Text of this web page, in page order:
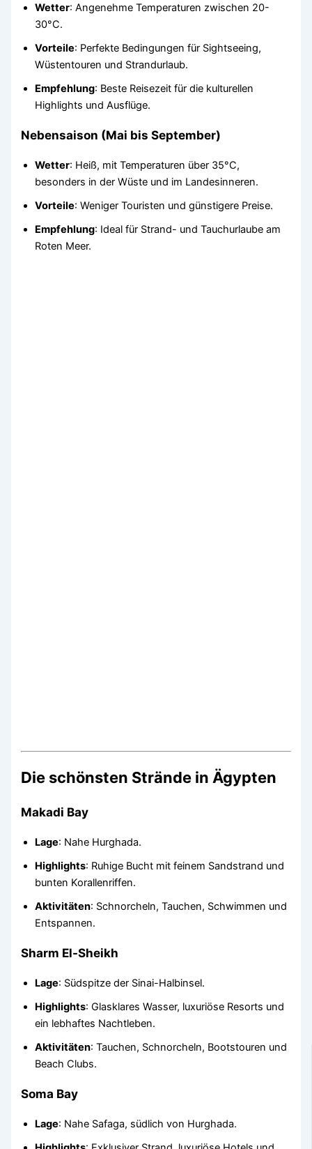
Wetter: Angenehme Temperaturen zwischen 20-
30°C.
Vorteile: Perfekte Bedingungen für Sightseeing,
Wüstentouren und Strandurlaub.
Empfehlung: Beste Reisezeit für die kulturellen
Highlights und Ausflüge.
Nebensaison (Mai bis September)
Wetter: Heiß, mit Temperaturen über 35°C,
besonders in der Wüste und im Landesinneren.
Vorteile: Weniger Touristen und günstigere Preise.
Empfehlung: Ideal für Strand- und Tauchurlaube am
Roten Meer.
Die schönsten Strände in Ägypten
Makadi Bay
Lage: Nahe Hurghada.
Highlights: Ruhige Bucht mit feinem Sandstrand und
bunten Korallenriffen.
Aktivitäten: Schnorcheln, Tauchen, Schwimmen und
Entspannen.
Sharm El-Sheikh
Lage: Südspitze der Sinai-Halbinsel.
Highlights: Glasklares Wasser, luxuriöse Resorts und
ein lebhaftes Nachtleben.
Aktivitäten: Tauchen, Schnorcheln, Bootstouren und
Beach Clubs.
Soma Bay
Lage: Nahe Safaga, südlich von Hurghada.